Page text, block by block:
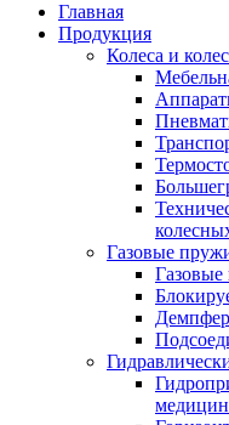
Главная
Продукция
Колеса и
Газовые